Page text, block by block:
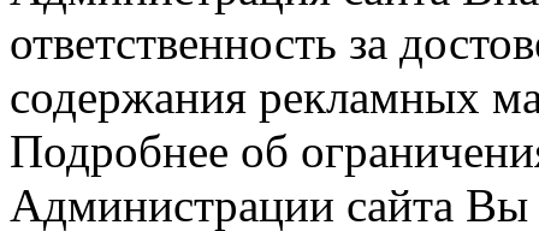
ответственность за
содержания рекламных
Подробнее об
Администрации сайта Вы